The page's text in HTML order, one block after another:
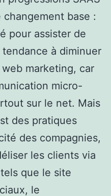
base :
pour assister de
à diminuer
marketing, car
micro-
sur le net. Mais
des pratiques
des compagnies,
les clients via
que le site
le